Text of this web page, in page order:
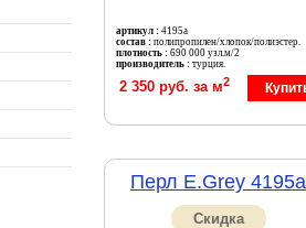
артикул : 4195a
состав : полипропилен/хлопок/полиэстер.
плотность : 690 000 узл.м/2
производитель : турция.
2 350 руб. за м2
Перл E.Grey 4195a
Скидка